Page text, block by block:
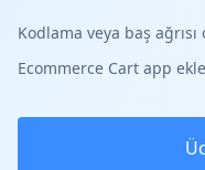
Kodlama veya baş
Ecommerce Cart app